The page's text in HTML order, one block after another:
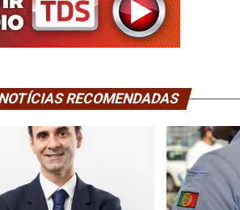
RECOMENDADAS